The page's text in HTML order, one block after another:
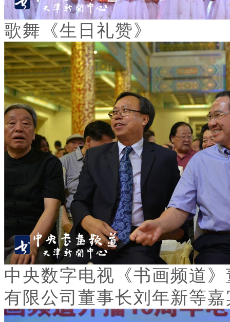
歌舞《生日礼赞》
中央数字电视《书画频道
有限公司董事长刘年新等